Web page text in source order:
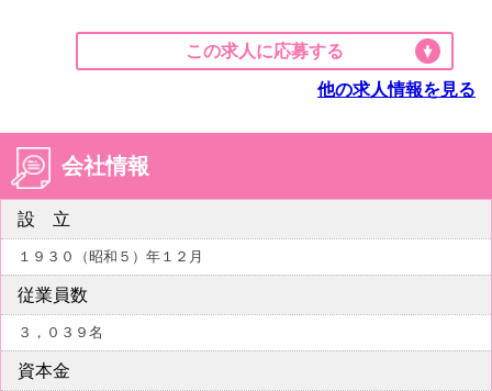
この求人に応募する
他の求人情報を見る
会社情報
設 立
１９３０（昭和５）年１２月
従業員数
３，０３９名
資本金